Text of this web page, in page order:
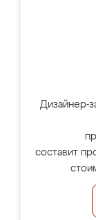
Дизайнер-
составит